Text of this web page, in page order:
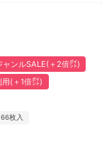
ャンルSALE(＋2倍㌽)
(＋1倍㌽)
66枚入